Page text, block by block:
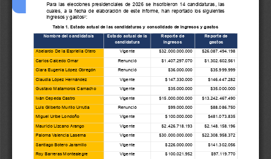
Para las elecciones presidenciales de 2026 se inscribieron 1 4 candidaturas
las
cuales, a la fecha de elaboración de este informe han reportado los siguientes
ingresos y gastos2:
Tabla 1. Estado actual de las candidaturas y consolidado de ingresos y gastos
Nombre del candidato/a
Estado actual de la
candidatura
Reporte de
ingresos
Reporte de
gastos
Abelardo De la Espriella Otero
Vigente $32.000.000.000
$26.087.494.198
Carlos Caicedo Omar
Renunció $1.407.297.070 $1.302.602.561
Clara Eugenia López Obregón
Renunció $36.000.000 $35.999.999
Claudia López Hernández
Vigente $147.330.000
$146.447.282
Gustavo Matamoros Camacho
Vigente $35.000.000
$35.000.000
Iván Cepeda Castro
Vigente $15.000.000.000
$13.242.467.490
Luis Gilberto Murillo Urrutia
Renunció $99.000.000 $88.086.750
Miguel Uribe Londoño
Vigente $100. 000 .000 $481 .073.835
Mauricio Lizcano Arango
Vigente $2 426.718.193
$2.148.158.196
Paloma Valencia Laserna
Vigente $30.000.000.000 $22.308 958.372
Santiago Botero Jaramillo
Vigente $226.000.000 $141 .302.056
Roy Barreras Montealegre
Vigente $100.021.952 $97.119.770